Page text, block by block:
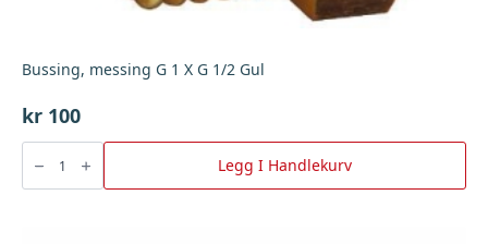
Bussing, messing G 1 X G 1/2 Gul
kr 100
Bussing,
messing
1
Legg I Handlekurv